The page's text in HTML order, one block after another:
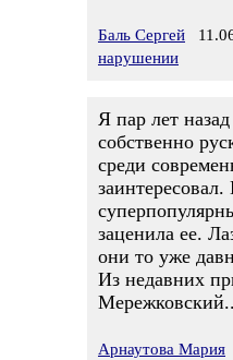
Баль Сергей
нарушении
Я пар лет
собственно
среди
заценила ее.
они то уже
Из недавних
Арнаутова Мария